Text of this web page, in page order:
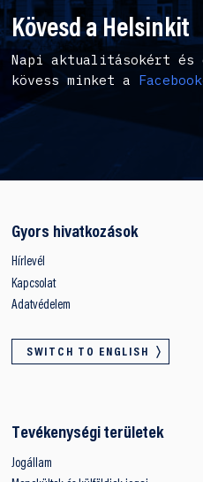
Kövesd a Helsinkit
Napi aktualitásokért
kövess minket a
Gyors hivatkozások
Hírlevél
Kapcsolat
Adatvédelem
SWITCH TO ENGLISH
Tevékenységi területek
Jogállam